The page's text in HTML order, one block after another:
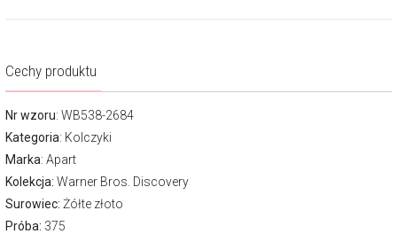
Cechy produktu
Nr wzoru: WB538-2684
Kategoria: Kolczyki
Marka: Apart
Kolekcja: Warner Bros. Discovery
Surowiec: Żółte złoto
Próba: 375